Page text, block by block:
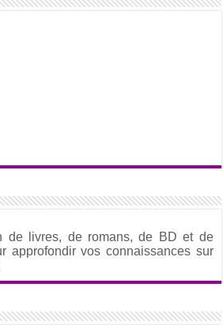
de livres, de romans, de BD et de
approfondir vos connaissances sur